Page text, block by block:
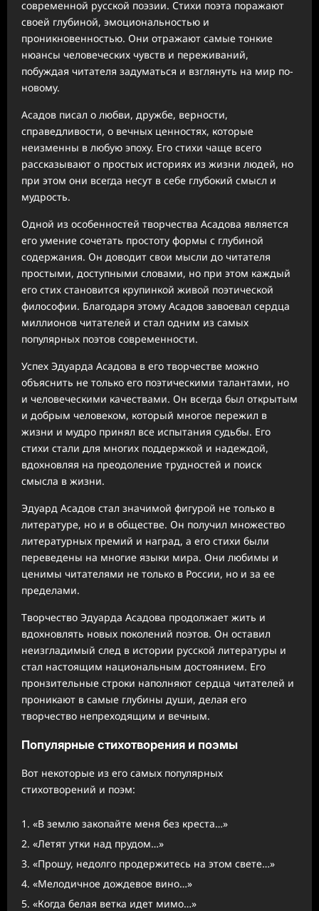
современной русской поэзии. Стихи поэта поражают
своей глубиной, эмоциональностью и
проникновенностью. Они отражают самые тонкие
нюансы человеческих чувств и переживаний,
побуждая читателя задуматься и взглянуть на мир по-
новому.
Асадов писал о любви, дружбе, верности,
справедливости, о вечных ценностях, которые
неизменны в любую эпоху. Его стихи чаще всего
рассказывают о простых историях из жизни людей, но
при этом они всегда несут в себе глубокий смысл и
мудрость.
Одной из особенностей творчества Асадова является
его умение сочетать простоту формы с глубиной
содержания. Он доводит свои мысли до читателя
простыми, доступными словами, но при этом каждый
его стих становится крупинкой живой поэтической
философии. Благодаря этому Асадов завоевал сердца
миллионов читателей и стал одним из самых
популярных поэтов современности.
Успех Эдуарда Асадова в его творчестве можно
объяснить не только его поэтическими талантами, но
и человеческими качествами. Он всегда был открытым
и добрым человеком, который многое пережил в
жизни и мудро принял все испытания судьбы. Его
стихи стали для многих поддержкой и надеждой,
вдохновляя на преодоление трудностей и поиск
смысла в жизни.
Эдуард Асадов стал значимой фигурой не только в
литературе, но и в обществе. Он получил множество
литературных премий и наград, а его стихи были
переведены на многие языки мира. Они любимы и
ценимы читателями не только в России, но и за ее
пределами.
Творчество Эдуарда Асадова продолжает жить и
вдохновлять новых поколений поэтов. Он оставил
неизгладимый след в истории русской литературы и
стал настоящим национальным достоянием. Его
пронзительные строки наполняют сердца читателей и
проникают в самые глубины души, делая его
творчество непреходящим и вечным.
Популярные стихотворения и поэмы
Вот некоторые из его самых популярных
стихотворений и поэм:
«В землю закопайте меня без креста…»
«Летят утки над прудом…»
«Прошу, недолго продержитесь на этом свете…»
«Мелодичное дождевое вино…»
«Когда белая ветка идет мимо…»